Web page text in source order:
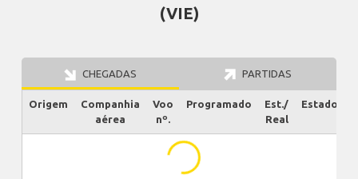
(VIE)
CHEGADAS PARTIDAS
Origem
Companhia
aérea
Voo
nº.
Programado
Est./
Real
Estado
...